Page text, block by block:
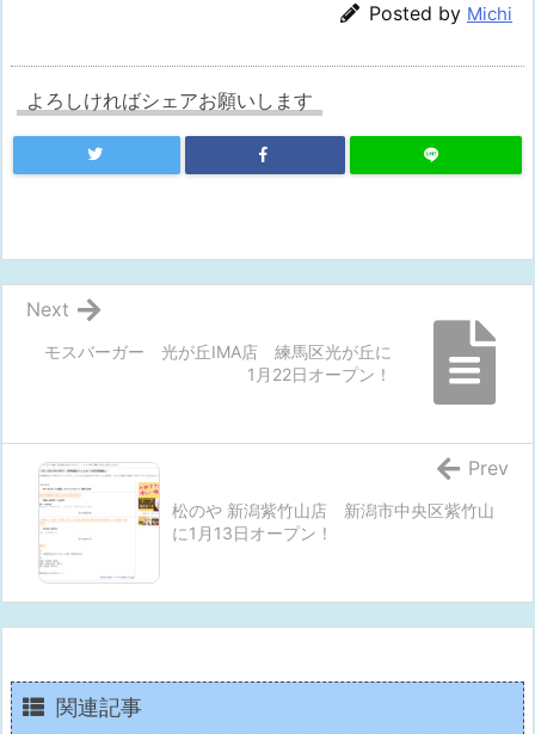
Posted by Michi
よろしければシェアお願いします
モスバーガー 光が丘IMA店 練馬区光が丘に
1月22日オープン！
Next
松のや 新潟紫竹山店 新潟市中央区紫竹山
に1月13日オープン！
Prev
関連記事